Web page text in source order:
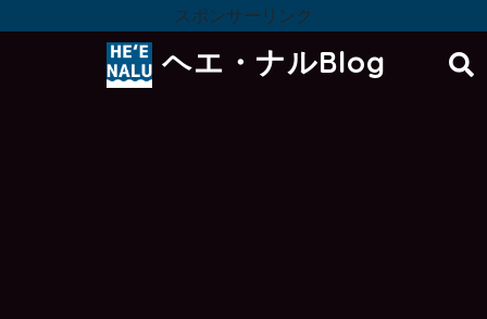
スポンサーリンク
ヘエ・ナルBlog